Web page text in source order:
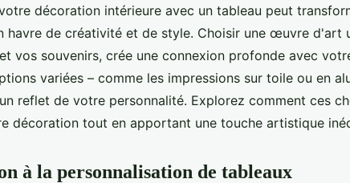
votre décoration
décoration intérieure avec un tableau peut
havre de créativité et de style. Choisir une œuvre d'art
vos souvenirs, crée une connexion profonde avec
variées – comme les impressions sur toile ou en
reflet de votre personnalité. Explorez comment ces
décoration tout en apportant une touche artistique
à la personnalisation de tableaux